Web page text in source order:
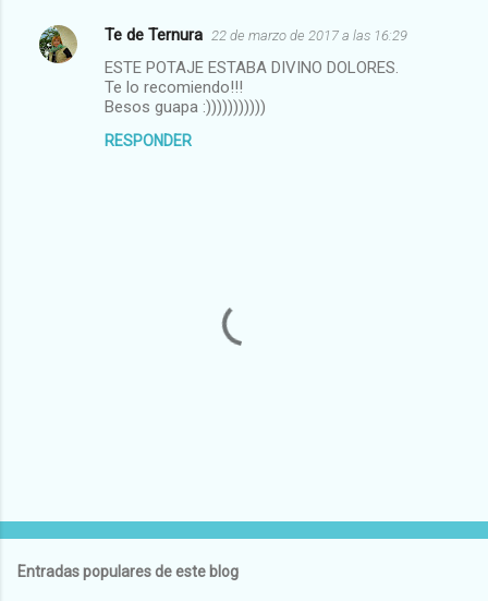
Te de Ternura 22 de marzo de 2017 a las 16:29
ESTE POTAJE ESTABA DIVINO DOLORES.
Te lo recomiendo!!!
Besos guapa :)))))))))))
RESPONDER
l
Entradas populares de este blog